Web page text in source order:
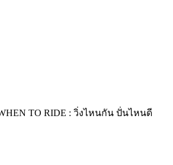
TO RIDE : วิ่งไหนกัน ปั่นไหนดี